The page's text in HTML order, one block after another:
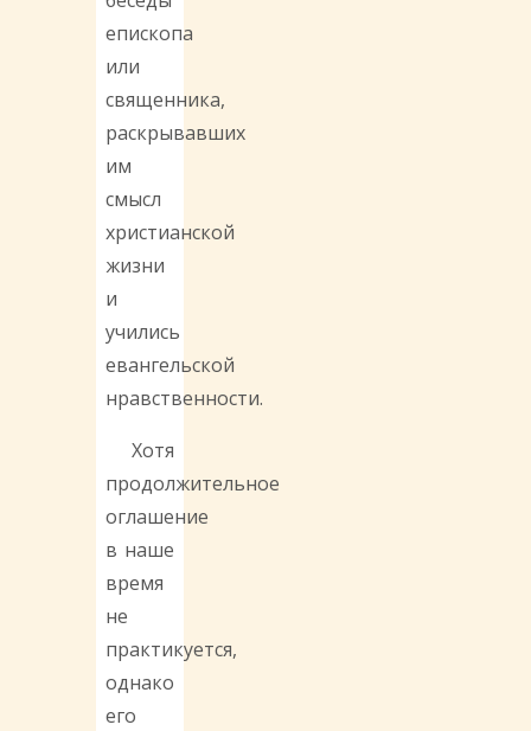
епископа
или
священника,
раскрывавших
им
смысл
христианской
жизни
и
учились
евангельской
нравственности.
Хотя
продолжительное
оглашение
в наше
время
не
практикуется,
однако
его